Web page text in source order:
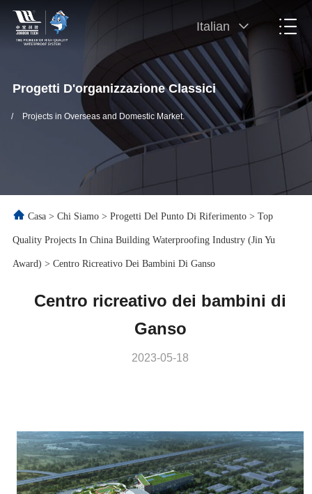
Italian
Progetti D'organizzazione Classici
/ Projects in Overseas and Domestic Market.
Casa > Chi Siamo > Progetti Del Punto Di Riferimento > Top
Quality Projects In China Building Waterproofing Industry (Jin Yu
Award) > Centro Ricreativo Dei Bambini Di Ganso
Centro ricreativo dei bambini di
Ganso
2023-05-18